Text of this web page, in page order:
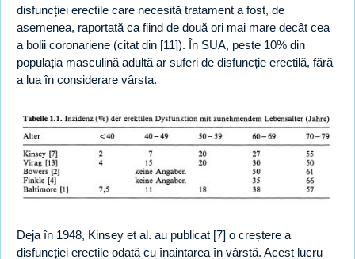
disfuncției erectile care necesită tratament a fost, de
asemenea, raportată ca fiind de două ori mai mare decât cea
a bolii coronariene (citat din [11]). În SUA, peste 10% din
populația masculină adultă ar suferi de disfuncție erectilă, fără
a lua în considerare vârsta.
Deja în 1948, Kinsey et al. au publicat [7] o creștere a
disfuncției erectile odată cu înaintarea în vârstă. Acest lucru